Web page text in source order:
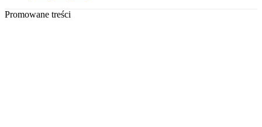
Promowane treści